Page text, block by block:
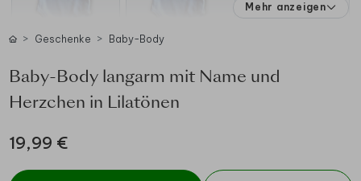
Mehr anzeigen
Geschenke Baby-Body
Baby-Body langarm mit Name und
Herzchen in Lilatönen
19,99 €